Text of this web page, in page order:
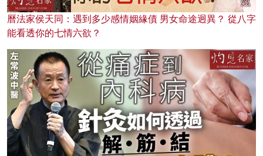
曆法家侯天同：遇到多少感情姻緣債 男女命途迥異？ 從八字
能看透你的七情六欲？